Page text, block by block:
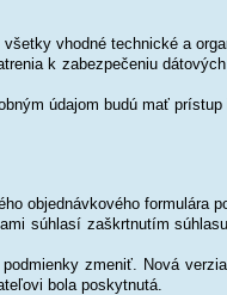
vhodné technické a
k zabezpečeniu
údajom budú mať prístup
objednávkového formulára
súhlasí zaškrtnutím
zmeniť. Nová
bola poskytnutá.